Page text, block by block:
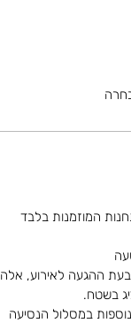
המוזמנות בלבד
ההגעה לאירוע, אלה
בשטח.
במסלול הנסיעה